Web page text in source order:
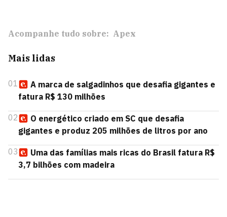
Acompanhe tudo sobre: Apex
Mais lidas
01
A marca de salgadinhos que desafia gigantes e
fatura R$ 130 milhões
02
O energético criado em SC que desafia
gigantes e produz 205 milhões de litros por ano
03
Uma das famílias mais ricas do Brasil fatura R$
3,7 bilhões com madeira